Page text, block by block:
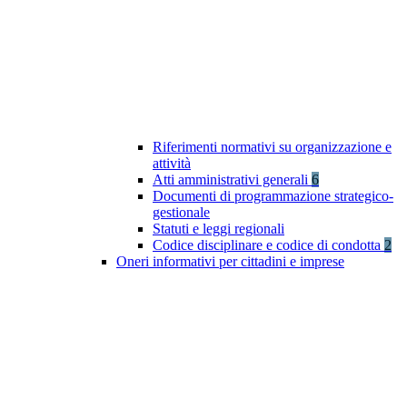
Riferimenti normativi su organizzazione e
attività
Atti amministrativi generali 6
Documenti di programmazione strategico-
gestionale
Statuti e leggi regionali
Codice disciplinare e codice di condotta 2
Oneri informativi per cittadini e imprese